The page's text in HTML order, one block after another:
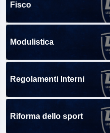
Fisco
Modulistica
Regolamenti Interni
Riforma dello sport